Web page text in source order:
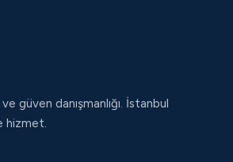
güven danışmanlığı. İstanbul
hizmet.